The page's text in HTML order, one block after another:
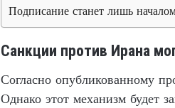
Подписание станет лишь
Санкции против Ирана
Согласно опубликованному
Однако этот механизм будет